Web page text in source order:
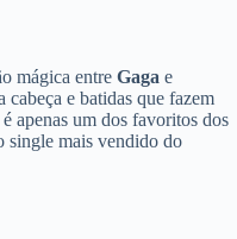
mágica entre Gaga e
e batidas que fazem
apenas um dos favoritos dos
single mais vendido do